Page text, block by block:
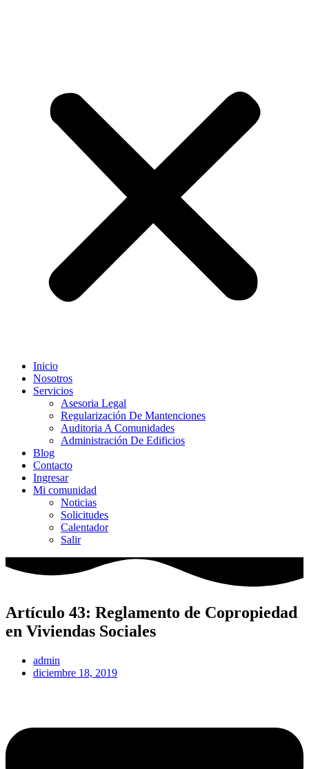
Inicio
Nosotros
Servicios
Asesoria Legal
Regularización De Mantenciones
Auditoria A Comunidades
Administración De Edificios
Blog
Contacto
Ingresar
Mi comunidad
Noticias
Solicitudes
Calentador
Salir
Artículo 43: Reglamento de Copropiedad
en Viviendas Sociales
admin
diciembre 18, 2019